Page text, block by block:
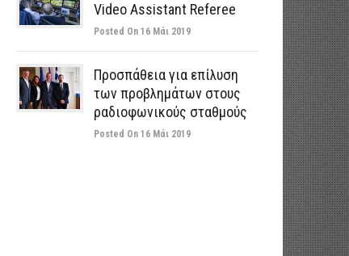
Video Assistant Referee
Posted On 16 Μάι 2019
Προσπάθεια για επίλυση
των προβλημάτων στους
ραδιοφωνικούς σταθμούς
Posted On 16 Μάι 2019